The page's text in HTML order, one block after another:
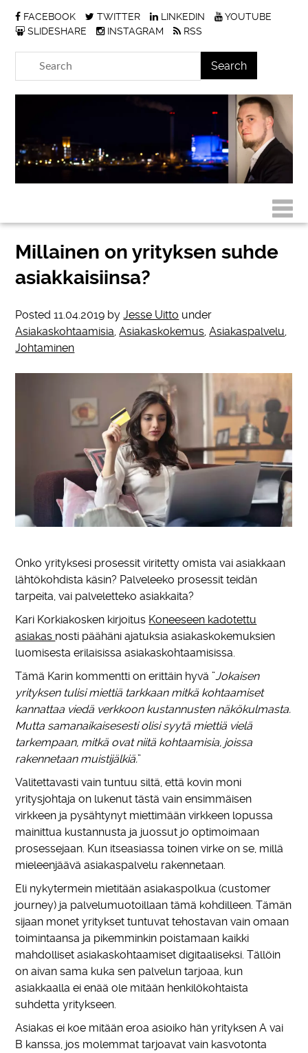
FACEBOOK TWITTER LINKEDIN
YOUTUBE
SLIDESHARE
INSTAGRAM RSS
Millainen on yrityksen suhde
asiakkaisiinsa?
Posted11.04.2019 byJesse Uitto under
Asiakaskohtaamisia,Asiakaskokemus,Asiakaspalvelu,
Johtaminen
Onko yrityksesi prosessit viritetty omista vai asiakkaan
lähtökohdista käsin? Palveleeko prosessit teidän
tarpeita, vai palveletteko asiakkaita?
Kari Korkiakosken kirjoitus Koneeseen kadotettu
asiakas nosti päähäni ajatuksia asiakaskokemuksien
luomisesta erilaisissa asiakaskohtaamisissa.
Tämä Karin kommentti on erittäin hyvä ”Jokaisen
yrityksen tulisi miettiä tarkkaan mitkä kohtaamiset
kannattaa viedä verkkoon kustannusten näkökulmasta.
Mutta samanaikaisesesti olisi syytä miettiä vielä
tarkempaan, mitkä ovat niitä kohtaamisia, joissa
rakennetaan muistijälkiä.”
Valitettavasti vain tuntuu siltä, että kovin moni
yritysjohtaja on lukenut tästä vain ensimmäisen
virkkeen ja pysähtynyt miettimään virkkeen lopussa
mainittua kustannusta ja juossut jo optimoimaan
prosessejaan. Kun itseasiassa toinen virke on se, millä
mieleenjäävä asiakaspalvelu rakennetaan.
Eli nykytermein mietitään asiakaspolkua (customer
journey) ja palvelumuotoillaan tämä kohdilleen. Tämän
sijaan monet yritykset tuntuvat tehostavan vain omaan
toimintaansa ja pikemminkin poistamaan kaikki
mahdolliset asiakaskohtaamiset digitaaliseksi. Tällöin
on aivan sama kuka sen palvelun tarjoaa, kun
asiakkaalla ei enää ole mitään henkilökohtaista
suhdetta yritykseen.
Asiakas ei koe mitään eroa asioiko hän yrityksen A vai
B kanssa, jos molemmat tarjoavat vain kasvotonta